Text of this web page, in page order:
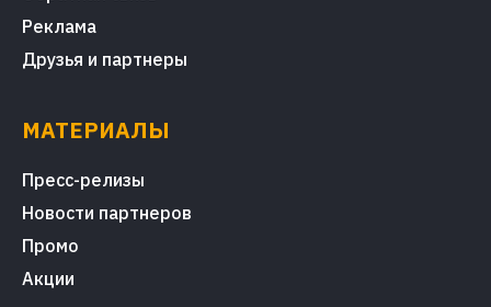
Реклама
Друзья и партнеры
МАТЕРИАЛЫ
Пресс-релизы
Новости партнеров
Промо
Акции